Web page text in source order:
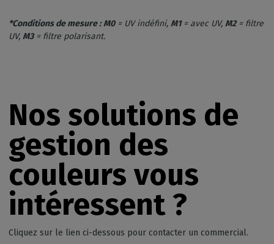
*Conditions de mesure : M0= UV indéfini, M1= avec UV, M2= filtre
UV, M3= filtre polarisant.
Nos solutions de
gestion des
couleurs vous
intéressent?
Cliquez sur le lien ci-dessous pour contacter un commercial.